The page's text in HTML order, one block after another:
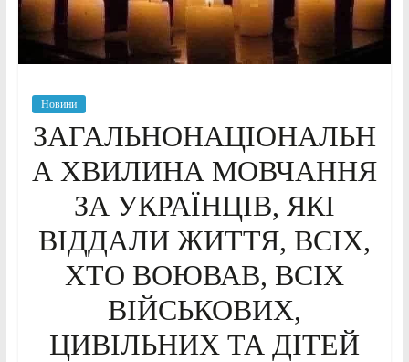
Новини
ЗАГАЛЬНОНАЦІОНАЛЬН
А ХВИЛИНА МОВЧАННЯ
ЗА УКРАЇНЦІВ, ЯКІ
ВІДДАЛИ ЖИТТЯ, ВСІХ,
ХТО ВОЮВАВ, ВСІХ
ВІЙСЬКОВИХ,
ЦИВІЛЬНИХ ТА ДІТЕЙ